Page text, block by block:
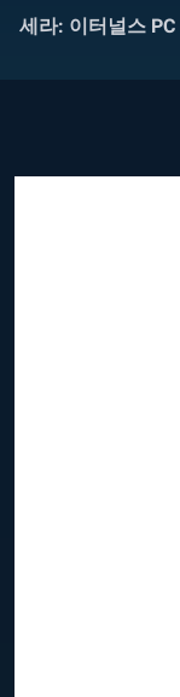
세라: 이터널스